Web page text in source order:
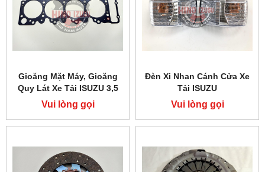
Gioăng Mặt Máy, Gioăng
Quy Lát Xe Tải ISUZU 3,5
Tấn NPR
Vui lòng gọi
Đèn Xi Nhan Cánh Cửa Xe
Tải ISUZU
Vui lòng gọi